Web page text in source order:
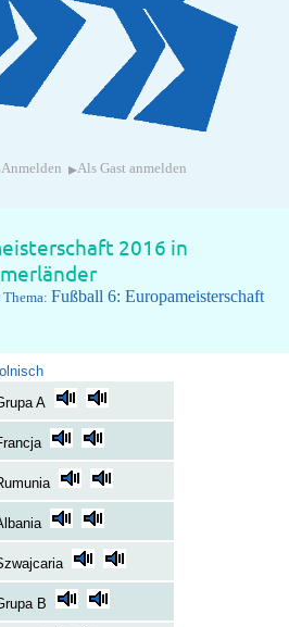
Anmelden ▸Als Gast anmelden
2016 in
Fußball 6: Europameisterschaft
A
B